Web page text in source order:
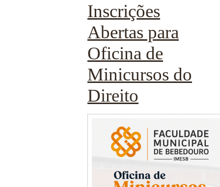
Inscrições
Abertas para
Oficina de
Minicursos do
Direito